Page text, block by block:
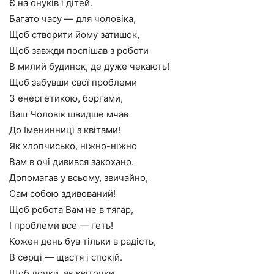
Є на онуків і дітей.
Багато часу — для чоловіка,
Щоб створити йому затишок,
Щоб завжди поспішав з роботи
В милий будинок, де дуже чекають!
Щоб забувши свої проблеми
З енергетикою, боргами,
Ваш Чоловік швидше мчав
До Іменинниці з квітами!
Як хлопчисько, ніжно-ніжно
Вам в очі дивився закохано.
Допомагав у всьому, звичайно,
Сам собою здивований!
Щоб робота Вам не в тягар,
І проблеми все — геть!
Кожен день був тільки в радість,
В серці — щастя і спокій.